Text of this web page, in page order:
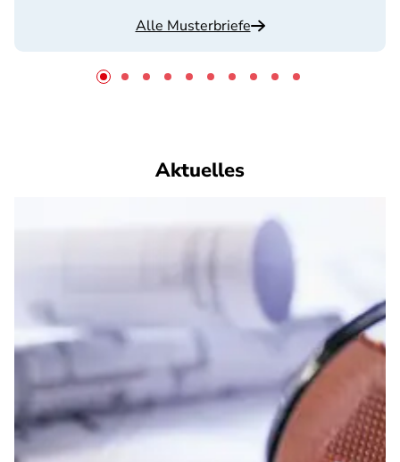
Alle Musterbriefe
Aktuelles